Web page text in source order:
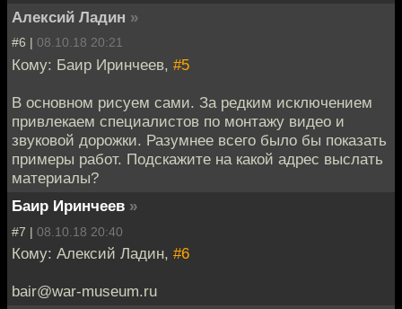
Алексий Ладин »
#6 | 08.10.18 20:21
Кому: Баир Иринчеев, #5
В основном рисуем сами. За редким исключением
привлекаем специалистов по монтажу видео и
звуковой дорожки. Разумнее всего было бы показать
примеры работ. Подскажите на какой адрес выслать
материалы?
Баир Иринчеев »
#7 | 08.10.18 20:40
Кому: Алексий Ладин, #6
bair@war-museum.ru